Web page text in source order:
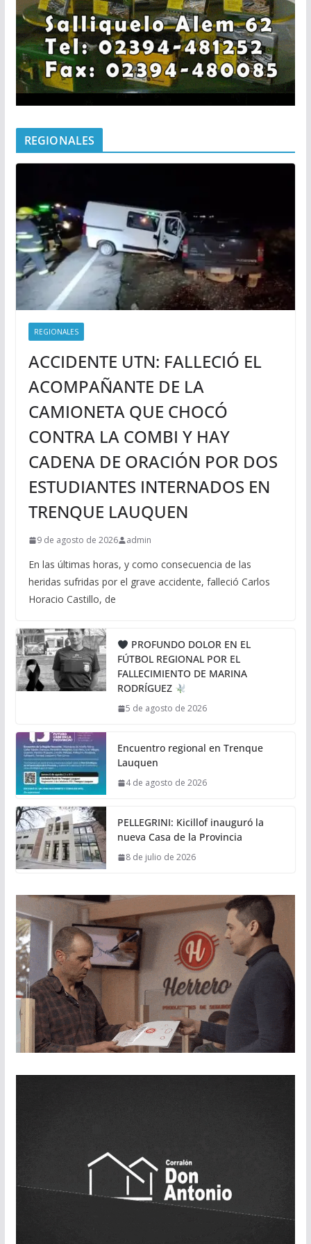
REGIONALES
REGIONALES
ACCIDENTE UTN: FALLECIÓ EL
ACOMPAÑANTE DE LA
CAMIONETA QUE CHOCÓ
CONTRA LA COMBI Y HAY
CADENA DE ORACIÓN POR DOS
ESTUDIANTES INTERNADOS EN
TRENQUE LAUQUEN
9 de agosto de 2026 admin
En las últimas horas, y como consecuencia de las
heridas sufridas por el grave accidente, falleció Carlos
Horacio Castillo, de
PROFUNDO DOLOR EN EL
FÚTBOL REGIONAL POR EL
FALLECIMIENTO DE MARINA
RODRÍGUEZ
5 de agosto de 2026
Encuentro regional en Trenque
Lauquen
4 de agosto de 2026
PELLEGRINI: Kicillof inauguró la
nueva Casa de la Provincia
8 de julio de 2026